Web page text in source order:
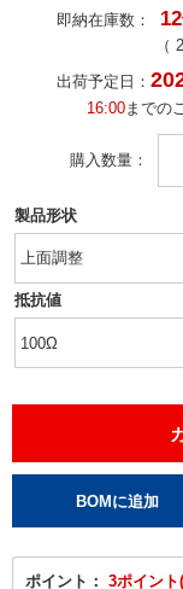
即納在庫数：
（
出荷予定日：
16:00までの
購入数量
製品形状
抵抗値
ポイント： 3ポイン